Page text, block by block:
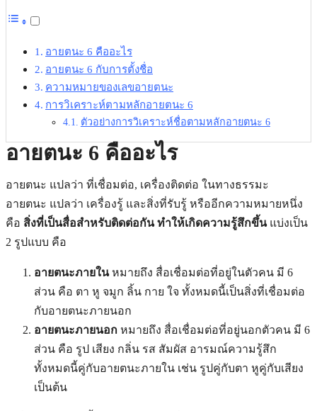
อายตนะ 6 คืออะไร
อายตนะ 6 กับการตั้งชื่อ
ความหมายของเลขอายตนะ
การวิเคราะห์ตามหลักอายตนะ 6
ตัวอย่างการวิเคราะห์ชื่อตามหลักอายตนะ 6
อายตนะ 6 คืออะไร
อายตนะ แปลว่า ที่เชื่อมต่อ, เครื่องติดต่อ ในทางธรรมะ
อายตนะ แปลว่า เครื่องรู้ และสิ่งที่รับรู้ หรืออีกความหมายหนึ่ง
คือ สิ่งที่เป็นสื่อสำหรับติดต่อกัน ทำให้เกิดความรู้สึกขึ้นแบ่งเป็น
2 รูปแบบ คือ
อายตนะภายในหมายถึง สื่อเชื่อมต่อที่อยู่ในตัวคน มี 6
ส่วน คือ ตา หู จมูก ลิ้น กาย ใจ ทั้งหมดนี้เป็นสิ่งที่เชื่อมต่อ
กับอายตนะภายนอก
อายตนะภายนอก หมายถึง สื่อเชื่อมต่อที่อยู่นอกตัวคน มี 6
ส่วน คือ รูป เสียง กลิ่น รส สัมผัส อารมณ์ความรู้สึก
ทั้งหมดนี้คู่กับอายตนะภายใน เช่น รูปคู่กับตา หูคู่กับเสียง
เป็นต้น